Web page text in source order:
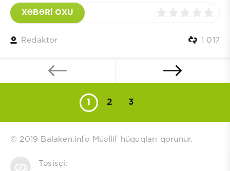
XƏBƏRİ OXU
Redaktor 1 017
1 2 3
© 2019 Balaken.info Müəllif hüquqları qorunur.
Təsisçi: